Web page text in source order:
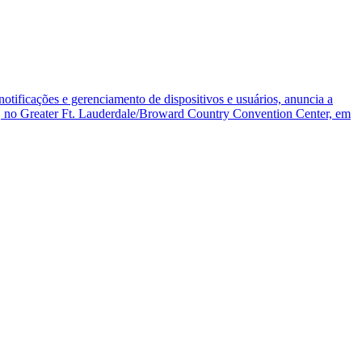
e gerenciamento de dispositivos e usuários, anuncia a
Greater Ft. Lauderdale/Broward Country Convention Center, em